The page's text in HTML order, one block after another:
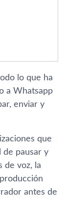
lo que ha
a Whatsapp
enviar y
que
de pausar y
de voz, la
antes de